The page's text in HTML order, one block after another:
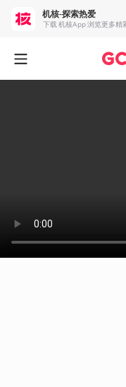
机核-探索热爱
下载 机核App 浏览更多精